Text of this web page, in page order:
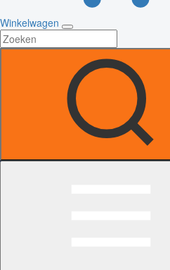
Winkelwagen